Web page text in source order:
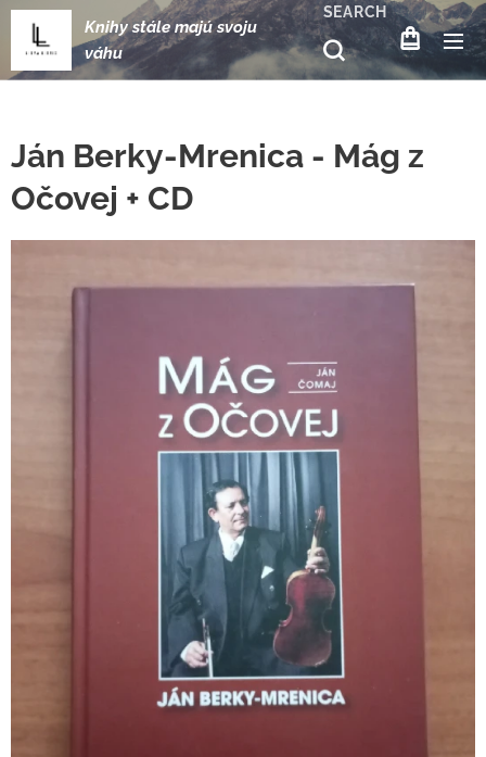
Knihy stále majú svoju
váhu
SEARCH
Ján Berky-Mrenica - Mág z
Očovej + CD